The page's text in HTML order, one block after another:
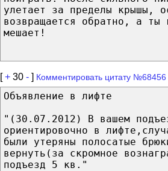
улетает за пределы крышы,
возвращается обратно, а ты
мешает!
[+ 30 - ] Комментировать цитату №68456
Объявление в лифте
"(30.07.2012) В вашем
ориентировочно в
были утеряны полосатые
вернуть(за скромное
подъезд 5 кв."